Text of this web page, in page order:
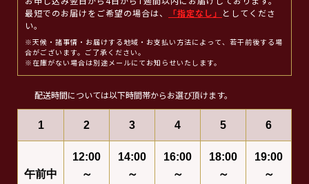
最短でのお届けをご希望の場合は、
「指定なし」
としてくださ
い。
※天候・諸事情・お届けする地域・お支払い方法によって、若干前後する場
合がございます。ご了承ください。
※在庫がない場合は別途メールにてお知らせいたします。
配送時間については以下時間帯からお選び頂けます。
1 2 3 4 5 6
午前中
12:00
～
14:00
～
16:00
～
18:00
～
19:00
～